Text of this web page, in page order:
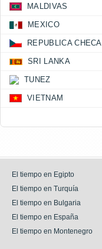
MALDIVAS
MEXICO
REPUBLICA CHECA
SRI LANKA
TUNEZ
VIETNAM
El tiempo en Egipto
El tiempo en Turquía
El tiempo en Bulgaria
El tiempo en España
El tiempo en Montenegro